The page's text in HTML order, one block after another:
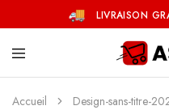
LIVRAISON
Accueil Design-sans-titre-